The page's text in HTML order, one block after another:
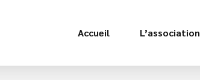
Accueil L’association